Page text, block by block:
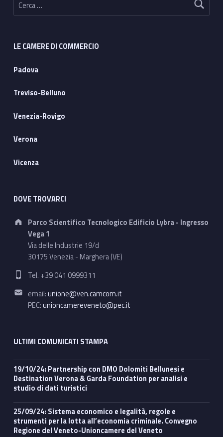
LE CAMERE DI COMMERCIO
Padova
Treviso-Belluno
Venezia-Rovigo
Verona
Vicenza
DOVE TROVARCI
Address:
Parco Scientifico Tecnologico Edificio Lybra - Ingresso
Vega 1
Via delle Industrie 19/d
30175 Venezia - Marghera (VE)
Phone number:
Tel. +39 041 0999311
Email address:
email:unione@ven.camcom.it
PEC:unioncamereveneto@pec.it
ULTIMI COMUNICATI STAMPA
19/10/24: Partnership con DMO Dolomiti Bellunesi e
Destination Verona & Garda Foundation per analisi e
studio di dati turistici
25/09/24: Sistema economico e legalità, regole e
strumenti per la lotta all’economia criminale. Convegno
Regione del Veneto-Unioncamere del Veneto